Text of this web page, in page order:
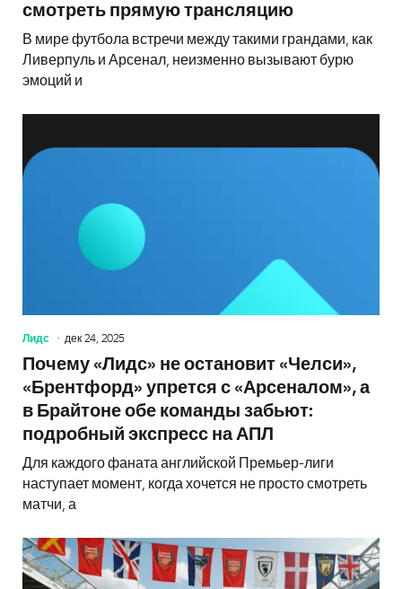
смотреть прямую трансляцию
В мире футбола встречи между такими грандами, как
Ливерпуль и Арсенал, неизменно вызывают бурю
эмоций и
Лидс дек 24, 2025
Почему «Лидс» не остановит «Челси»,
«Брентфорд» упрется с «Арсеналом», а
в Брайтоне обе команды забьют:
подробный экспресс на АПЛ
Для каждого фаната английской Премьер-лиги
наступает момент, когда хочется не просто смотреть
матчи, а